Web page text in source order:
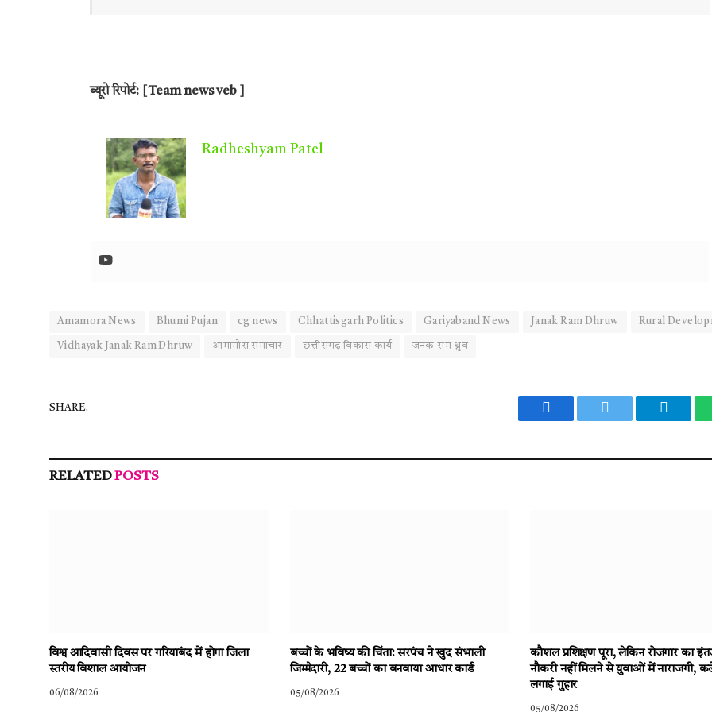
ब्यूरो रिपोर्ट: [Team news veb ]
Radheshyam Patel
Amamora News Bhumi Pujan cg news Chhattisgarh Politics Gariyaband News Janak Ram Dhruw Rural
Vidhayak Janak Ram Dhruw आमामोरा समाचार छत्तीसगढ़ विकास कार्य जनक राम ध्रुव
SHARE.
FacebookTwitter
RELATEDPOSTS
विश्व आदिवासी दिवस पर गरियाबंद में होगा जिला
स्तरीय विशाल आयोजन
06/08/2026
बच्चों के भविष्य की चिंता: सरपंच ने खुद संभाली
जिम्मेदारी, 22 बच्चों का बनवाया आधार कार्ड
05/08/2026
कौशल प्रशिक्षण पूरा, लेकिन रोजगार का
नौकरी नहीं मिलने से युवाओं में नाराजगी,
लगाई गुहार
05/08/2026